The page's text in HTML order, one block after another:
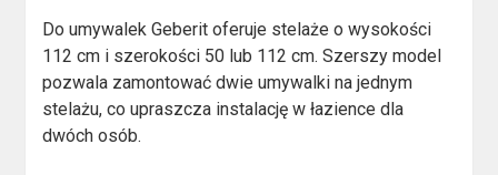
Do umywalek Geberit oferuje stelaże o wysokości
112 cm i szerokości 50 lub 112 cm. Szerszy model
pozwala zamontować dwie umywalki na jednym
stelażu, co upraszcza instalację w łazience dla
dwóch osób.